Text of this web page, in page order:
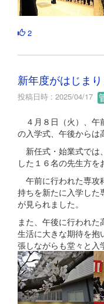
2
新年度がはじまり
投稿日時 : 2025/04/17
４月８日（火）、午
の入学式、午後からは
新任式・始業式では
した１６名の先生方を
午前に行われた専攻
持ちを新たに入学した
が見られました。
また、午後に行われ
生活に大きな期待を抱
張しながらも堂々と入